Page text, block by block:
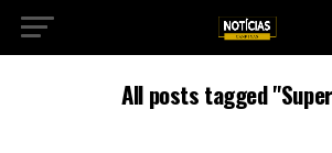
All posts tagged